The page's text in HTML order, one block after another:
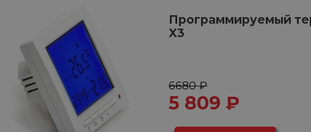
Программируемый
X3
6680 ₽
5 809 ₽